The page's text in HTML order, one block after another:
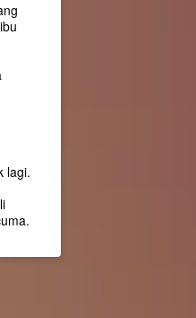
lagi.